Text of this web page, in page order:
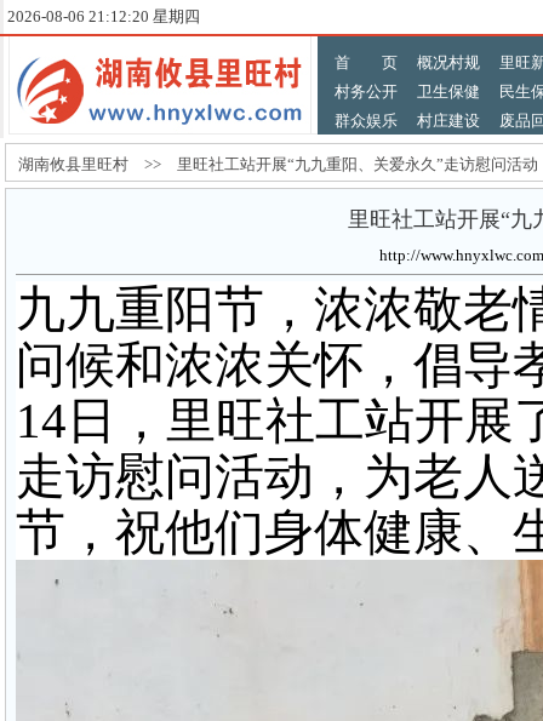
2026-08-06 21:12:21 星期四
首 页 概况村规
里旺
村务公开
卫生保健
民生
群众娱乐
村庄建设 废品
湖南攸县里旺村 >> 里旺社工站开展“九九重阳、关爱永久”走访慰问活
里旺社工站开展“九
http://
九九重阳节，浓浓敬老
问候和浓浓关怀，倡导
14日，里旺社工站开展
走访慰问活动，为老人
节，祝他们身体健康、